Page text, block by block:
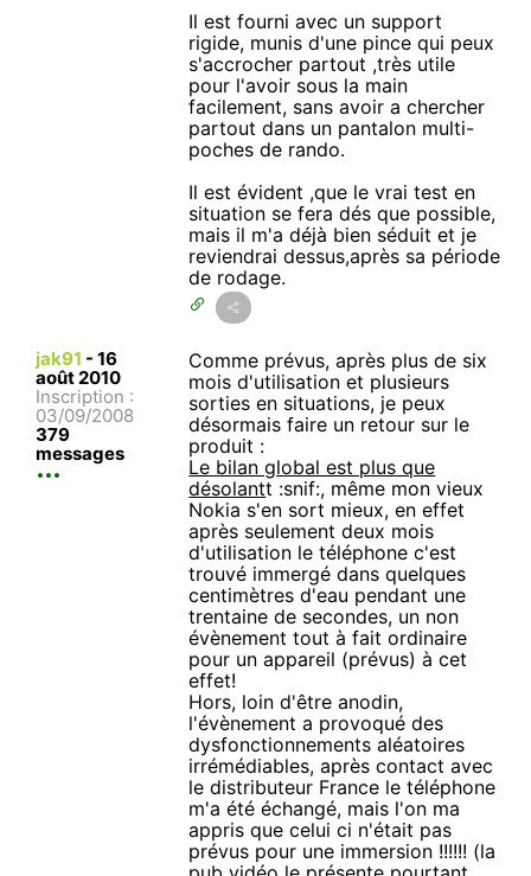
Il est fourni avec un support
rigide, munis d'une pince qui peux
s'accrocher partout ,très utile
pour l'avoir sous la main
facilement, sans avoir a chercher
partout dans un pantalon multi-
poches de rando.
Il est évident ,que le vrai test en
situation se fera dés que possible,
mais il m'a déjà bien séduit et je
reviendrai dessus,après sa période
de rodage.
jak91 - 16
août 2010
Inscription :
03/09/2008
379
messages
Comme prévus, après plus de six
mois d'utilisation et plusieurs
sorties en situations, je peux
désormais faire un retour sur le
produit :
Le bilan global est plus que
désolantt :snif:, même mon vieux
Nokia s'en sort mieux, en effet
après seulement deux mois
d'utilisation le téléphone c'est
trouvé immergé dans quelques
centimètres d'eau pendant une
trentaine de secondes, un non
évènement tout à fait ordinaire
pour un appareil (prévus) à cet
effet!
Hors, loin d'être anodin,
l'évènement a provoqué des
dysfonctionnements aléatoires
irrémédiables, après contact avec
le distributeur France le téléphone
m'a été échangé, mais l'on ma
appris que celui ci n'était pas
prévus pour une immersion !!!!!! (la